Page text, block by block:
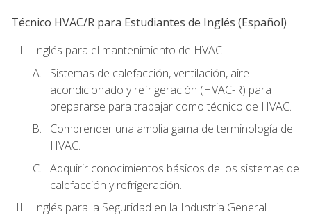
Técnico HVAC/R para Estudiantes de Inglés (Español)
Inglés para el mantenimiento de HVAC
Sistemas de calefacción, ventilación, aire
acondicionado y refrigeración (HVAC-R) para
prepararse para trabajar como técnico de HVAC.
Comprender una amplia gama de terminología de
HVAC.
Adquirir conocimientos básicos de los sistemas de
calefacción y refrigeración.
Inglés para la Seguridad en la Industria General